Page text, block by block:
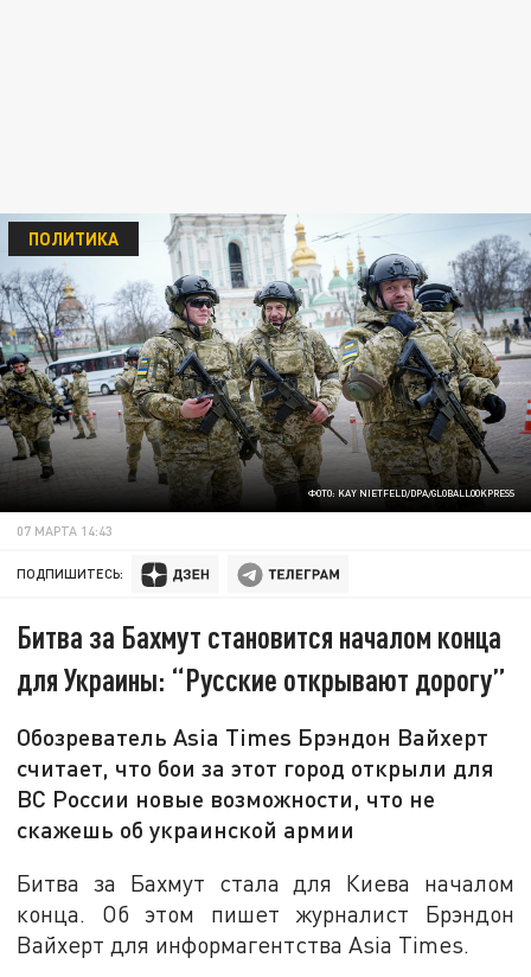
ФОТО: KAY NIETFELD/DPA/GLOBALLOOKPRESS
ПОЛИТИКА
07 МАРТА 14:43
ПОДПИШИТЕСЬ:
Битва за Бахмут становится началом конца
для Украины: “Русские открывают дорогу”
Обозреватель Asia Times Брэндон Вайхерт
считает, что бои за этот город открыли для
ВС России новые возможности, что не
скажешь об украинской армии
Битва за Бахмут стала для Киева началом
конца. Об этом пишет журналист Брэндон
Вайхерт для информагентства Asia Times.